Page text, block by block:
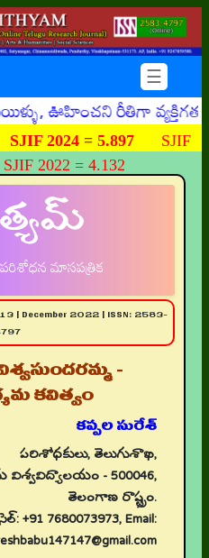
☰
వ్యక్తిగత/ఆర్థిక
SJIF 2024 = 5.897 SJIF
2022 = 4.132
పరిశోధన మాసపత్రిక
13 | December 2022 | ISSN: 2583-
-
కవిత్వం
కప్పల సురేశ్
పరిశోధకులు, తెలుగుశాఖ,
- 500046,
తెలంగాణ రాష్ట్రం.
+91 7680073973, Email: